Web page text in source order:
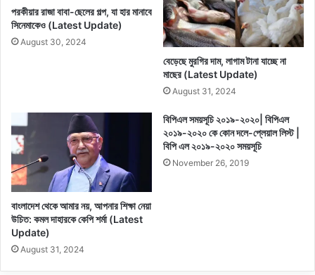
পরকীয়ার রাজা বাবা-ছেলের গল্প, যা হার মানাবে
সিনেমাকেও (Latest Update)
August 30, 2024
বেড়েছে মুরগির দাম, লাগাম টানা যাচ্ছে না
মাছের (Latest Update)
August 31, 2024
বাংলাদেশ থেকে আমার নয়, আপনার শিক্ষা নেয়া
উচিত: কমল দাহারকে কেপি শর্মা (Latest
Update)
August 31, 2024
বিপিএল সময়সূচি ২০১৯-২০২০| বিপিএল
২০১৯-২০২০ কে কোন দলে-প্লেয়াল লিস্ট |
বিপি এল ২০১৯-২০২০ সময়সূচি
November 26, 2019